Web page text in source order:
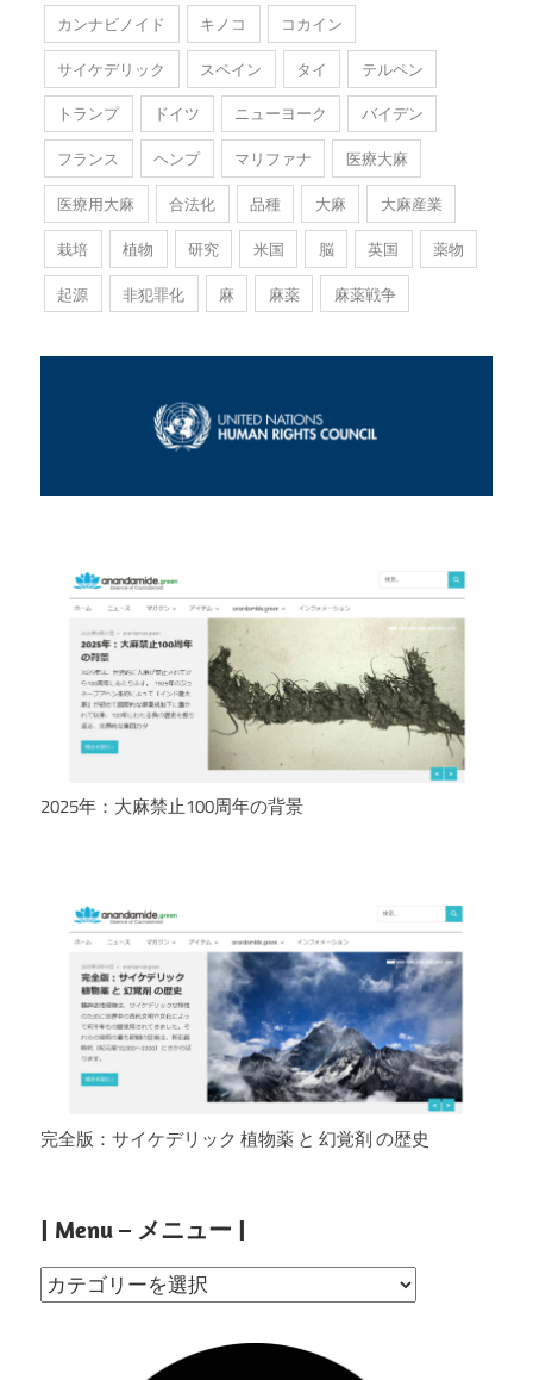
カンナビノイド
キノコ
コカイン
サイケデリック
スペイン タイ
テルペン
トランプ
ドイツ ニューヨーク
バイデン
フランス
ヘンプ マリファナ
医療大麻
医療用大麻
合法化 品種 大麻
大麻産業
栽培
植物 研究 米国 脳 英国
薬物
起源
非犯罪化 麻 麻薬 麻薬戦争
2025年：大麻禁止100周年の背景
完全版：サイケデリック 植物薬 と 幻覚剤 の歴史
| Menu – メニュー |